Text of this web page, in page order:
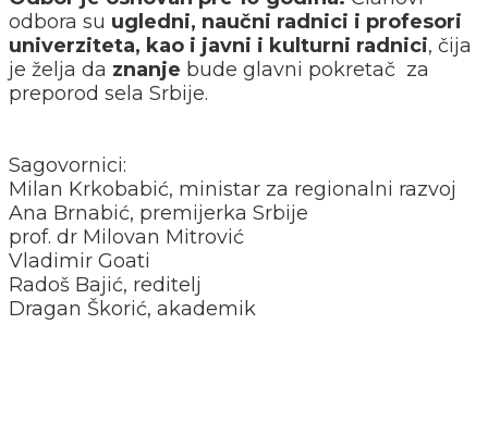
odbora su ugledni, naučni radnici i profesori
univerziteta, kao i javni i kulturni radnici, čija
je želja da znanje bude glavni pokretač za
preporod sela Srbije.
Sagovornici:
Milan Krkobabić, ministar za regionalni razvoj
Ana Brnabić, premijerka Srbije
prof. dr Milovan Mitrović
Vladimir Goati
Radoš Bajić, reditelj
Dragan Škorić, akademik